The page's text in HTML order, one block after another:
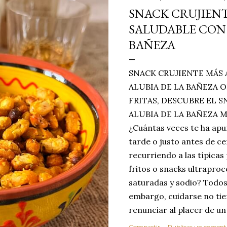
SNACK
SALUDABLE
BAÑEZA
SNACK CRUJIENTE
ALUBIA DE LA BAÑEZA
FRITAS, DESCUBRE EL
ALUBIA DE LA BAÑEZA
¿Cuántas veces te ha
tarde o justo antes de
recurriendo a las típicas
fritos o snacks
saturadas y sodio?
embargo, cuidarse no
renunciar al placer de
toque tostado y